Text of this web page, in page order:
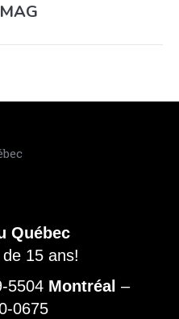
Québec
15 ans!
5504 Montréal –
0675